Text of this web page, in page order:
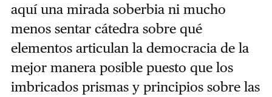
aquí una mirada soberbia ni mucho
menos sentar cátedra sobre qué
elementos articulan la democracia de la
mejor manera posible puesto que los
imbricados prismas y principios sobre las